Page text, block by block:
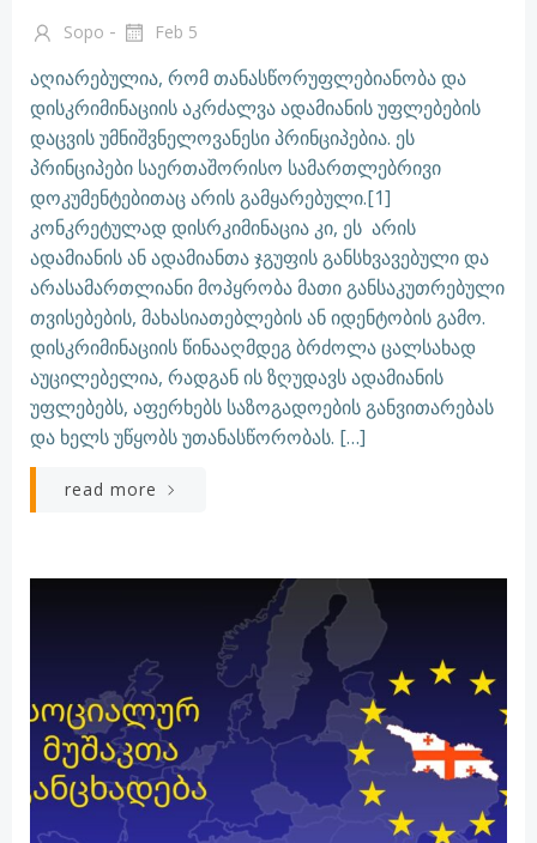
Sopo - Feb 5
აღიარებულია, რომ თანასწორუფლებიანობა და
დისკრიმინაციის აკრძალვა ადამიანის უფლებების
დაცვის უმნიშვნელოვანესი პრინციპებია. ეს
პრინციპები საერთაშორისო სამართლებრივი
დოკუმენტებითაც არის გამყარებული.[1]
კონკრეტულად დისრკიმინაცია კი, ეს არის
ადამიანის ან ადამიანთა ჯგუფის განსხვავებული და
არასამართლიანი მოპყრობა მათი განსაკუთრებული
თვისებების, მახასიათებლების ან იდენტობის გამო.
დისკრიმინაციის წინააღმდეგ ბრძოლა ცალსახად
აუცილებელია, რადგან ის ზღუდავს ადამიანის
უფლებებს, აფერხებს საზოგადოების განვითარებას
და ხელს უწყობს უთანასწორობას. […]
read more